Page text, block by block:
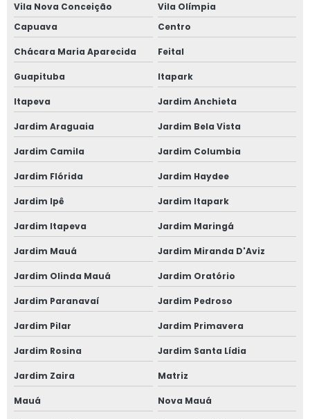
Vila Nova Conceição
Vila Olímpia
Capuava
Centro
Chácara Maria Aparecida Feital
Guapituba Itapark
Itapeva Jardim Anchieta
Jardim Araguaia Jardim Bela Vista
Jardim Camila Jardim Columbia
Jardim Flórida Jardim Haydee
Jardim Ipê Jardim Itapark
Jardim Itapeva Jardim Maringá
Jardim Mauá Jardim Miranda D'Aviz
Jardim Olinda Mauá Jardim Oratório
Jardim Paranavaí Jardim Pedroso
Jardim Pilar Jardim Primavera
Jardim Rosina Jardim Santa Lídia
Jardim Zaira Matriz
Mauá Nova Mauá